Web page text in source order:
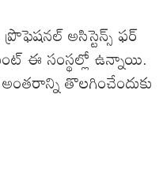
ప్రొఫెషనల్ అసిస్టెన్స్ ఫర్
ఈ సంస్థల్లో ఉన్నాయి.
తొలగించేందుకు